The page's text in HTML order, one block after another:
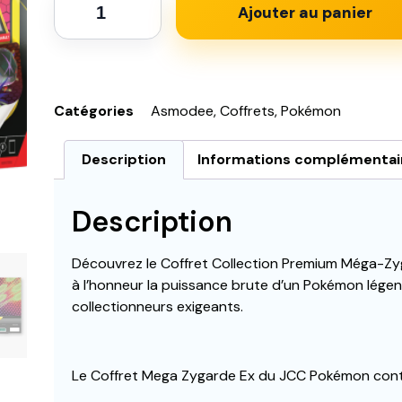
Ajouter au panier
Catégories Asmodee,Coffrets,Pokémon
Description Informations
Description
Découvrez le Coffret Collection Premium Méga-
à l’honneur la puissance brute d’un Pokémon
collectionneurs exigeants.
Le Coffret Mega Zygarde Ex du JCC Pokémon